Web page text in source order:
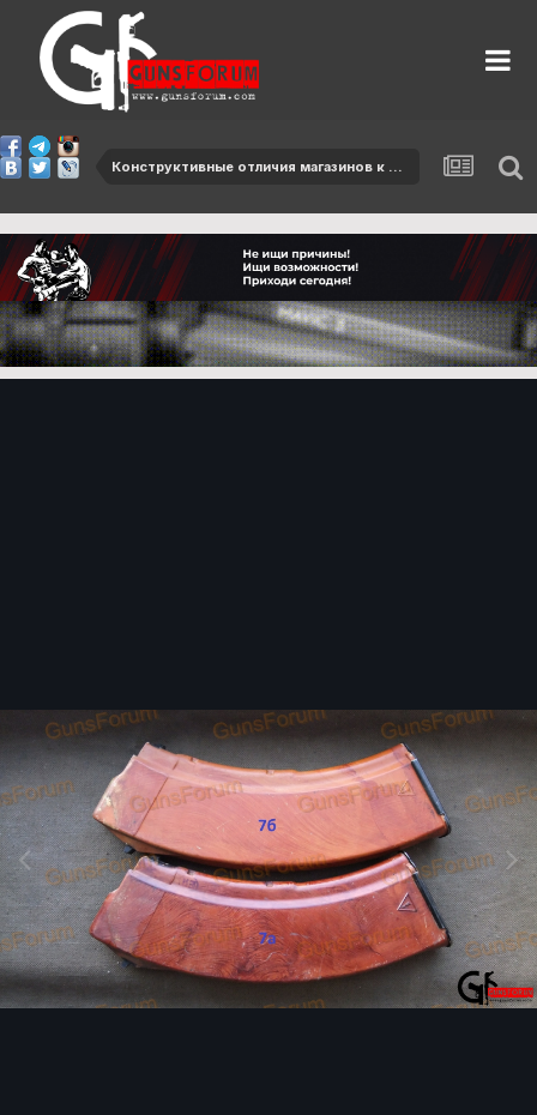
Конструктивные отличия магазинов к автомату и ручному пулемету Калашникова